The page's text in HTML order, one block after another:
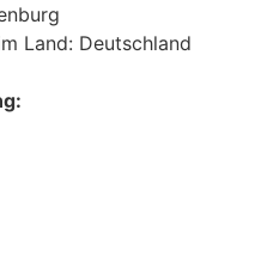
Land: Deutschland